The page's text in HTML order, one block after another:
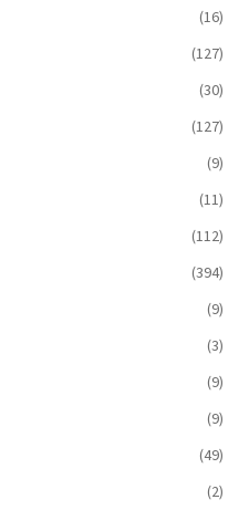
(16)
(127)
(30)
(127)
(9)
(11)
(112)
(394)
(9)
(3)
(9)
(9)
(49)
(2)